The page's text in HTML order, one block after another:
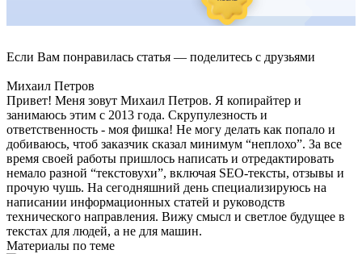
Если Вам понравилась статья — поделитесь с друзьями
Михаил Петров
Привет! Меня зовут Михаил Петров. Я копирайтер и
занимаюсь этим с 2013 года. Скрупулезность и
ответственность - моя фишка! Не могу делать как попало и
добиваюсь, чтоб заказчик сказал минимум “неплохо”. За все
время своей работы пришлось написать и отредактировать
немало разной “текстовухи”, включая SEO-тексты, отзывы и
прочую чушь. На сегодняшний день специализируюсь на
написании информационных статей и руководств
технического направления. Вижу смысл и светлое будущее в
текстах для людей, а не для машин.
Материалы по теме